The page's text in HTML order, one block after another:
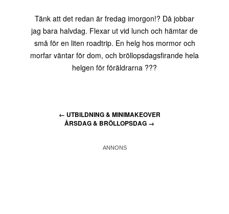
Tänk att det redan är fredag imorgon!? Då jobbar
jag bara halvdag. Flexar ut vid lunch och hämtar de
små för en liten roadtrip. En helg hos mormor och
morfar väntar för dom, och bröllopsdagsfirande hela
helgen för föräldrarna ???
← UTBILDNING & MINIMAKEOVER
ÅRSDAG & BRÖLLOPSDAG →